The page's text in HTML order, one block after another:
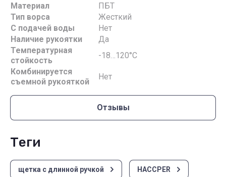
Материал
ПБТ
Тип ворса
Жесткий
С подачей воды
Нет
Наличие рукоятки
Да
Температурная
стойкость
-18…120°С
Комбинируется
съемной рукояткой
Нет
Отзывы
теги
щетка с длинной ручкой HACCPER